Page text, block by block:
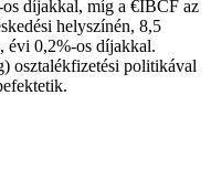
os díjakkal, míg a €IBCF az
helyszínén, 8,5
évi 0,2%-os díjakkal.
osztalékfizetési politikával